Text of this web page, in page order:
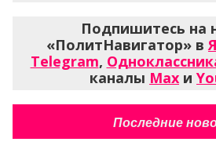
Подпишитесь на
«ПолитНавигатор» в
Telegram,
каналы Max и
Последние